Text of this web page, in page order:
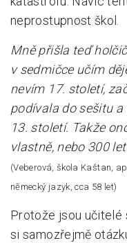
neprostupnost škol.
Mně přišla teď
v sedmičce učím
nevím 17. století,
podívala do sešitu
13. století. Takže
vlastně, nebo 300
(Veberová, škola Kaštan,
německý jazyk, cca 58 let)
Protože jsou učitelé
si samozřejmě